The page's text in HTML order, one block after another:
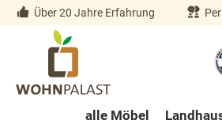
Zur Hauptnavigation
Über 20 Jahre Erfahrung
alle Möbel